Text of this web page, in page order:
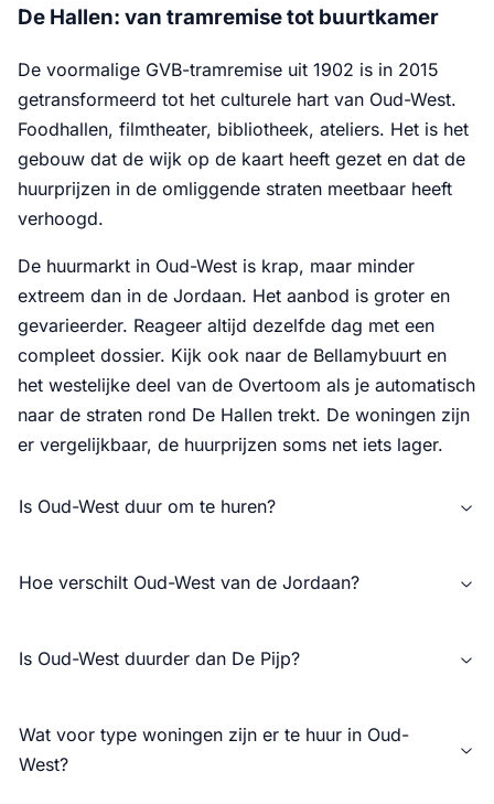
De Hallen: van tramremise tot buurtkamer
De voormalige GVB-tramremise uit 1902 is in 2015
getransformeerd tot het culturele hart van Oud-West.
Foodhallen, filmtheater, bibliotheek, ateliers. Het is het
gebouw dat de wijk op de kaart heeft gezet en dat de
huurprijzen in de omliggende straten meetbaar heeft
verhoogd.
De huurmarkt in Oud-West is krap, maar minder
extreem dan in de Jordaan. Het aanbod is groter en
gevarieerder. Reageer altijd dezelfde dag met een
compleet dossier. Kijk ook naar de Bellamybuurt en
het westelijke deel van de Overtoom als je automatisch
naar de straten rond De Hallen trekt. De woningen zijn
er vergelijkbaar, de huurprijzen soms net iets lager.
Is Oud-West duur om te huren?
Hoe verschilt Oud-West van de Jordaan?
Is Oud-West duurder dan De Pijp?
Wat voor type woningen zijn er te huur in Oud-
West?